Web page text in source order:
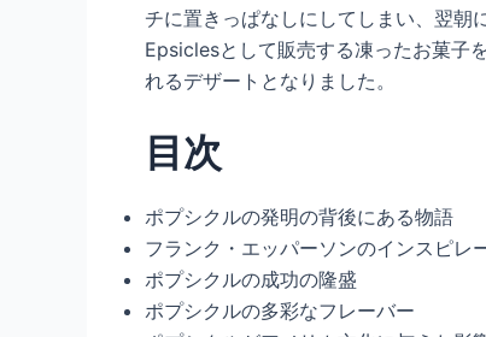
チに置きっぱなしにしてしまい、翌朝
Epsiclesとして販売する凍ったお菓子
れるデザートとなりました。
目次
ポプシクルの発明の背後にある物語
フランク・エッパーソンのインスピレ
ポプシクルの成功の隆盛
ポプシクルの多彩なフレーバー